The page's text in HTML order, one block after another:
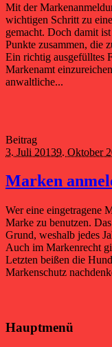
Mit der
wichtigen Schritt zu
gemacht. Doch damit
Punkte zusammen, die
Ein richtig ausgefülltes
Markenamt
anwaltliche...
Beitrag
3. Juli 20139. Oktober
Marken
Wer eine eingetragene
Marke zu benutzen.
Grund, weshalb jedes
Auch im Markenrecht
Letzten beißen die
Markenschutz
Hauptmenü